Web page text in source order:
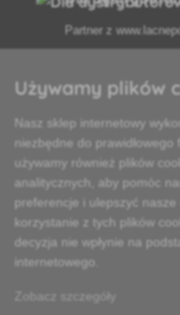
Partner z
Zawsze służymy
Używamy plików
Nasz sklep internetowy
niezbędne do
używamy również plików
analitycznych, aby pomóc
preferencje i ulepszyć
korzystanie z tych plików
decyzja nie wpłynie na
internetowego.
Zobacz szczegóły